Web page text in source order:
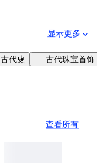
显示更多
古代史 古代珠宝首饰
查看所有